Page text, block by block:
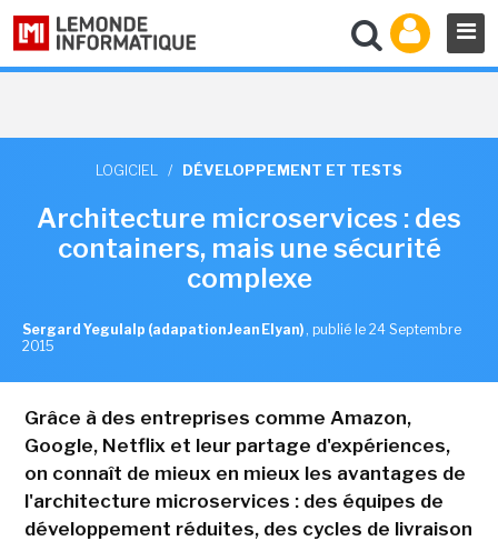
LOGICIEL / DÉVELOPPEMENT ET TESTS
Architecture microservices : des
containers, mais une sécurité
complexe
Sergard Yegulalp (adapation Jean Elyan) , publié le 24 Septembre
2015
Grâce à des entreprises comme Amazon,
Google, Netflix et leur partage d'expériences,
on connaît de mieux en mieux les avantages de
l'architecture microservices : des équipes de
développement réduites, des cycles de livraison